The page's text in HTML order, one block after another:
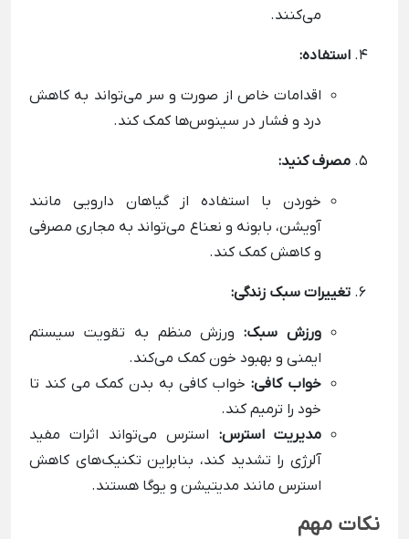
می‌کنند.
استفاده:
اقدامات خاص از صورت و سر می‌تواند به کاهش
درد و فشار در سینوس‌ها کمک کند.
مصرف کنید:
خوردن با استفاده از گیاهان دارویی مانند
آویشن، بابونه و نعناع می‌تواند به مجاری مصرفی
و کاهش کمک کند.
تغییرات سبک زندگی:
ورزش سبک: ورزش منظم به تقویت سیستم
ایمنی و بهبود خون کمک می‌کند.
خواب کافی: خواب کافی به بدن کمک می کند تا
خود را ترمیم کند.
مدیریت استرس: استرس می‌تواند اثرات مفید
آلرژی را تشدید کند، بنابراین تکنیک‌های کاهش
استرس مانند مدیتیشن و یوگا هستند.
نکات مهم